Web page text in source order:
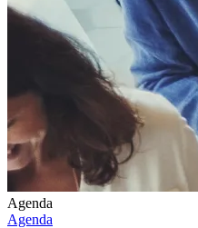
Agenda
Agenda